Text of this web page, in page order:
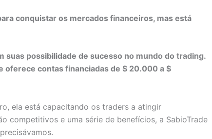
conquistar os mercados financeiros, mas está
suas possibilidade de sucesso no mundo do trading.
oferece contas financiadas de $ 20.000 a $
ela está capacitando os traders a atingir
competitivos e uma série de benefícios, a SabioTrade